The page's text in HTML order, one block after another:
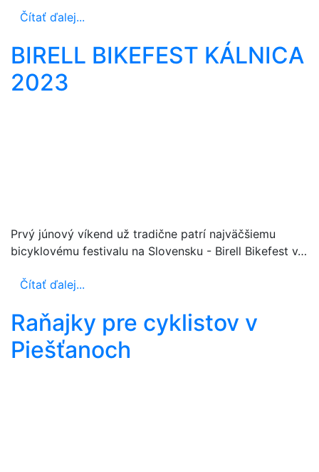
Čítať ďalej...
BIRELL BIKEFEST KÁLNICA
2023
Prvý júnový víkend už tradične patrí najväčšiemu
bicyklovému festivalu na Slovensku - Birell Bikefest v…
Čítať ďalej...
Raňajky pre cyklistov v
Piešťanoch